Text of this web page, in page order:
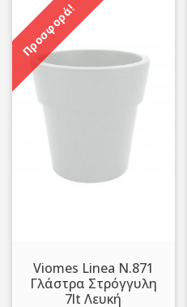
Προσφορά!
Viomes Linea N.871
Γλάστρα Στρόγγυλη
7lt Λευκή